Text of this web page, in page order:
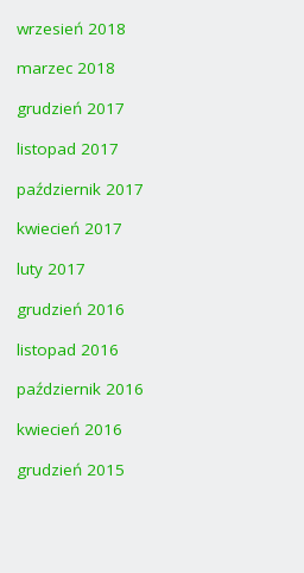
wrzesień 2018
marzec 2018
grudzień 2017
listopad 2017
październik 2017
kwiecień 2017
luty 2017
grudzień 2016
listopad 2016
październik 2016
kwiecień 2016
grudzień 2015